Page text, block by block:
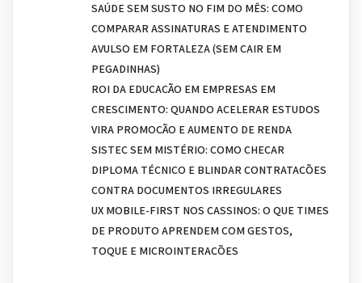
SAÚDE SEM SUSTO NO FIM DO MÊS: COMO
COMPARAR ASSINATURAS E ATENDIMENTO
AVULSO EM FORTALEZA (SEM CAIR EM
PEGADINHAS)
ROI DA EDUCAÇÃO EM EMPRESAS EM
CRESCIMENTO: QUANDO ACELERAR ESTUDOS
VIRA PROMOÇÃO E AUMENTO DE RENDA
SISTEC SEM MISTÉRIO: COMO CHECAR
DIPLOMA TÉCNICO E BLINDAR CONTRATAÇÕES
CONTRA DOCUMENTOS IRREGULARES
UX MOBILE-FIRST NOS CASSINOS: O QUE TIMES
DE PRODUTO APRENDEM COM GESTOS,
TOQUE E MICROINTERAÇÕES